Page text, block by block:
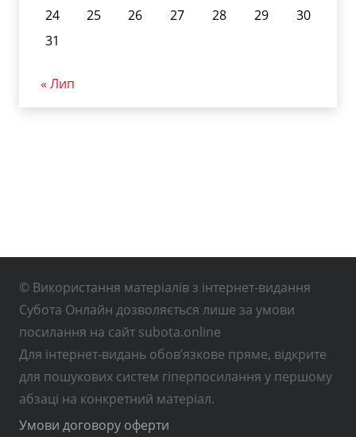
24
25 26 27 28 29
30
31
« Лип
© Використання матеріалів з інтернет-видання
Субота Онлайн дозволяється лише за умови
посилання на сайт subota.online
Для інтернет-видань обов’язкове пряме, відкрите
для пошукових систем гіперпосилання у першому
абзаці на конкретний матеріал.
Умови договору оферти